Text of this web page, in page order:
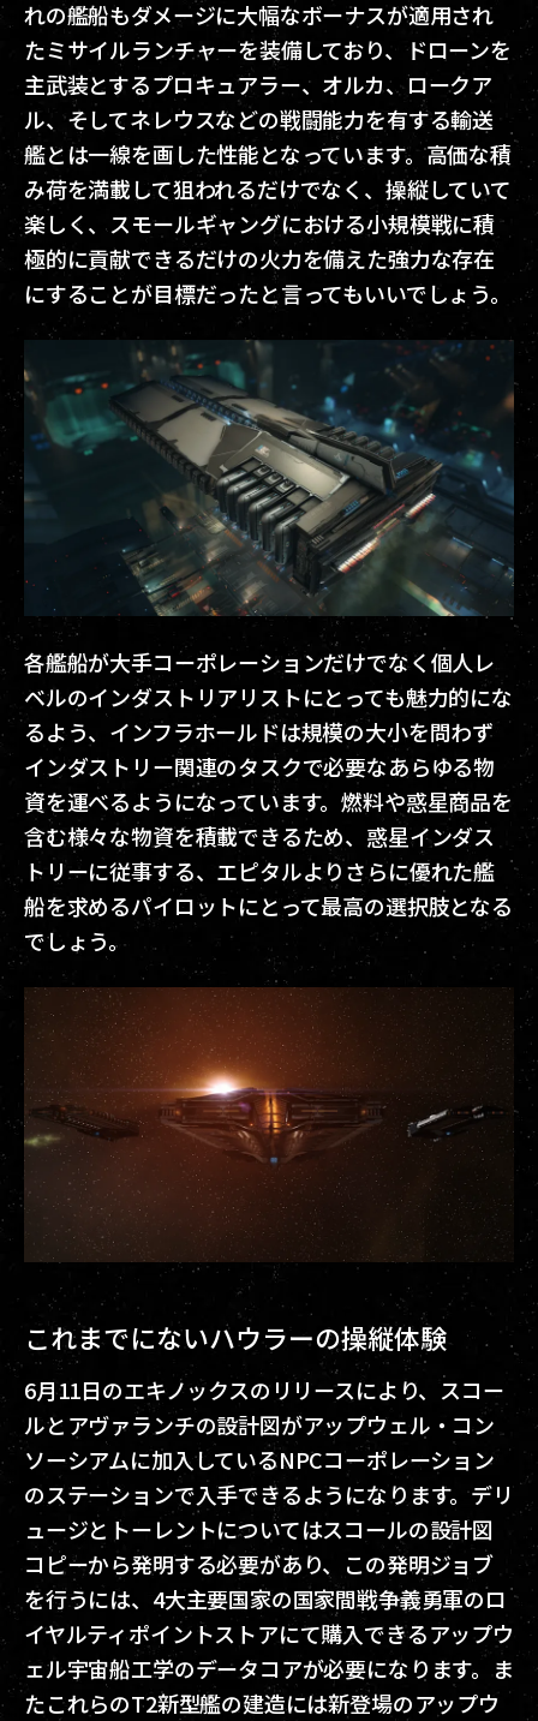
れの艦船もダメージに大幅なボーナスが適用され
たミサイルランチャーを装備しており、ドローンを
主武装とするプロキュアラー、オルカ、ロークア
ル、そしてネレウスなどの戦闘能力を有する輸送
艦とは一線を画した性能となっています。高価な積
み荷を満載して狙われるだけでなく、操縦していて
楽しく、スモールギャングにおける小規模戦に積
極的に貢献できるだけの火力を備えた強力な存在
にすることが目標だったと言ってもいいでしょう。
各艦船が大手コーポレーションだけでなく個人レ
ベルのインダストリアリストにとっても魅力的にな
るよう、インフラホールドは規模の大小を問わず
インダストリー関連のタスクで必要なあらゆる物
資を運べるようになっています。燃料や惑星商品を
含む様々な物資を積載できるため、惑星インダス
トリーに従事する、エピタルよりさらに優れた艦
船を求めるパイロットにとって最高の選択肢となる
でしょう。
これまでにないハウラーの操縦体験
6月11日のエキノックスのリリースにより、スコー
ルとアヴァランチの設計図がアップウェル・コン
ソーシアムに加入しているNPCコーポレーション
のステーションで入手できるようになります。デリ
ュージとトーレントについてはスコールの設計図
コピーから発明する必要があり、この発明ジョブ
を行うには、4大主要国家の国家間戦争義勇軍のロ
イヤルティポイントストアにて購入できるアップウ
ェル宇宙船工学のデータコアが必要になります。ま
たこれらのT2新型艦の建造には新登場のアップウ